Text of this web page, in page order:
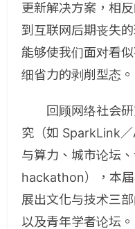
更新解决方案，相
到互联网后期丧失
能够使我们面对看
细省力的剥削型态。
回顾网络社会
究（如 SparkLink
与算力、城市论坛
hackathon），本
展出文化与技术三
以及青年学者论坛。